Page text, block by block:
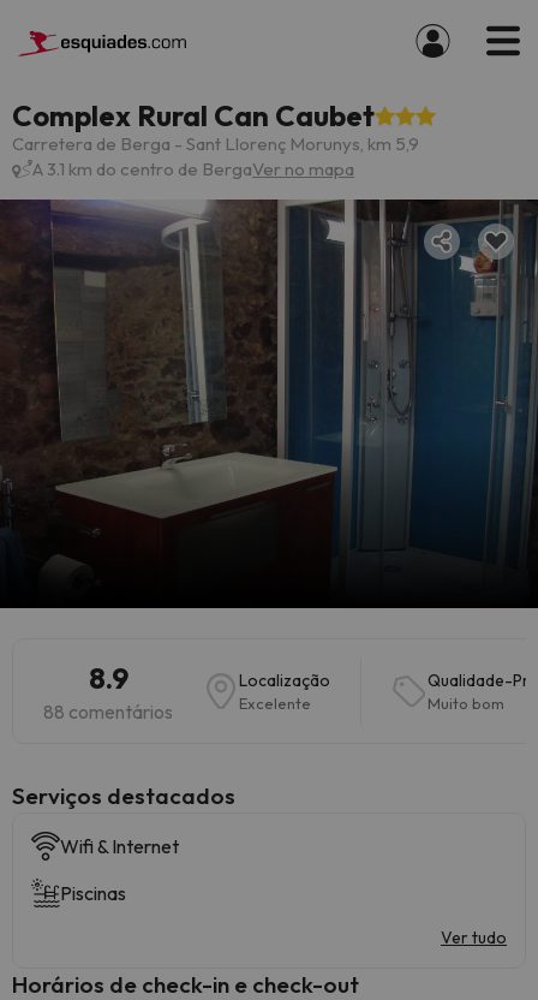
Complex Rural Can Caubet
Carretera de Berga - Sant Llorenç Morunys, km 5,9
A 3.1 km do centro de BergaVer no mapa
8.9
88 comentários
Localização
Excelente
Qualidade-
Muito bom
Serviços destacados
Wifi & Internet
Piscinas
Ver tudo
Horários de check-in e check-out